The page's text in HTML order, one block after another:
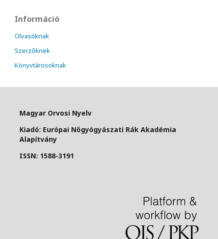
Információ
Olvasóknak
Szerzőknek
Könyvtárosoknak
Magyar Orvosi Nyelv
Kiadó: Európai Nőgyógyászati Rák Akadémia
Alapítvány
ISSN: 1588-3191